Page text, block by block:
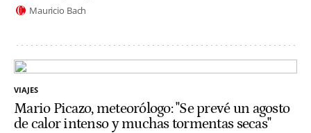
Mauricio Bach
VIAJES
Mario Picazo, meteorólogo: "Se prevé un agosto
de calor intenso y muchas tormentas secas"